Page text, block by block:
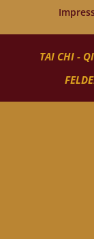
TAI CHI -